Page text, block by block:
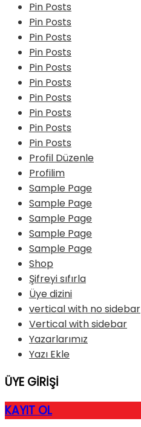
Pin Posts
Pin Posts
Pin Posts
Pin Posts
Pin Posts
Pin Posts
Pin Posts
Pin Posts
Pin Posts
Pin Posts
Profil Düzenle
Profilim
Sample Page
Sample Page
Sample Page
Sample Page
Sample Page
Shop
Şifreyi sıfırla
Üye dizini
vertical with no sidebar
Vertical with sidebar
Yazarlarımız
Yazı Ekle
ÜYE GİRİŞİ
KAYIT OL